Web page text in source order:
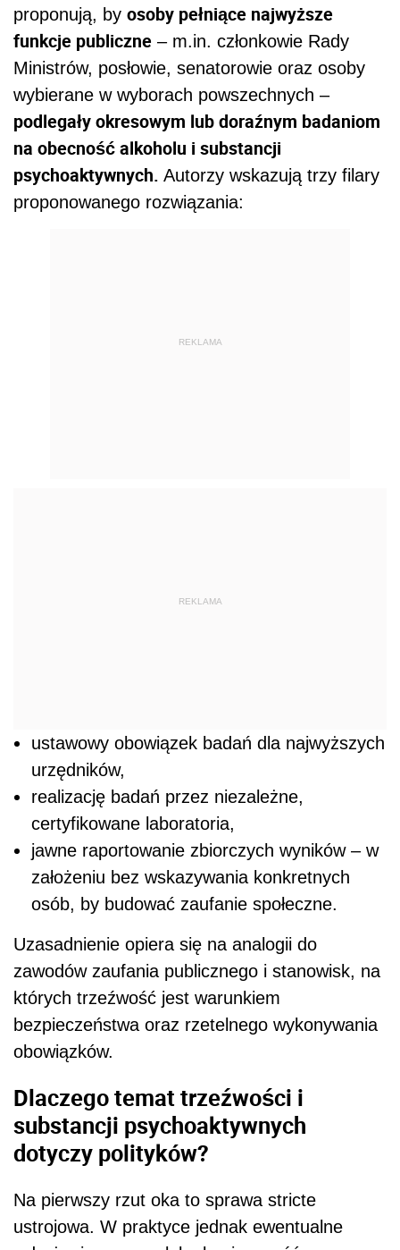
proponują, by osoby pełniące najwyższe
funkcje publiczne – m.in. członkowie Rady
Ministrów, posłowie, senatorowie oraz osoby
wybierane w wyborach powszechnych –
podlegały okresowym lub doraźnym badaniom
na obecność alkoholu i substancji
psychoaktywnych. Autorzy wskazują trzy filary
proponowanego rozwiązania:
REKLAMA
REKLAMA
ustawowy obowiązek badań dla najwyższych
urzędników,
realizację badań przez niezależne,
certyfikowane laboratoria,
jawne raportowanie zbiorczych wyników – w
założeniu bez wskazywania konkretnych
osób, by budować zaufanie społeczne.
Uzasadnienie opiera się na analogii do
zawodów zaufania publicznego i stanowisk, na
których trzeźwość jest warunkiem
bezpieczeństwa oraz rzetelnego wykonywania
obowiązków.
Dlaczego temat trzeźwości i
substancji psychoaktywnych
dotyczy polityków?
Na pierwszy rzut oka to sprawa stricte
ustrojowa. W praktyce jednak ewentualne